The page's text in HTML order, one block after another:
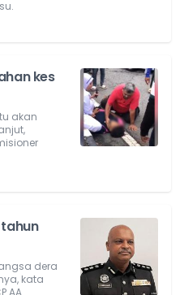
kes
akan
dera
kata
AA